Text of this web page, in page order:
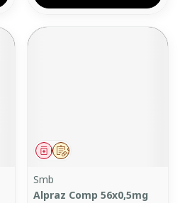
Sur prescription
Médicament
Smb
Alpraz Comp 56x0,5mg